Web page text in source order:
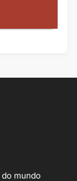
mundo